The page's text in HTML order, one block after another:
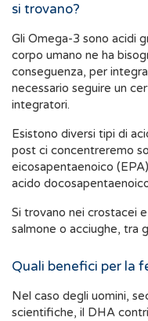
si trovano?
Gli Omega-3 sono acidi
corpo umano ne ha
conseguenza, per
necessario seguire un
integratori.
Esistono diversi tipi di
post ci concentreremo
eicosapentaenoico
acido
Si trovano nei crostacei
salmone o acciughe, tra
Quali benefici per la
Nel caso degli uomini,
scientifiche, il DHA